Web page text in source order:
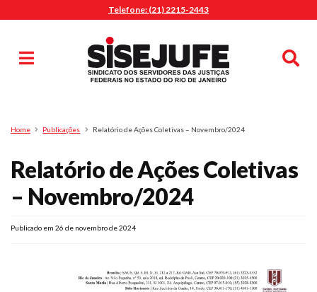
Telefone: (21) 2215-2443
Pesquisa
Home Publicações Relatório de Ações Coletivas – Novembro/2024
Relatório de Ações Coletivas
– Novembro/2024
Publicado em 26 de novembro de 2024
MENU
Sindicalize-se
Diretoria
O Sindicato
Agenda
Casa do Alto